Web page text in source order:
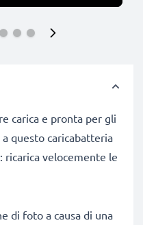
carica e pronta per gli
questo caricabatteria
ricarica velocemente le
di foto a causa di una